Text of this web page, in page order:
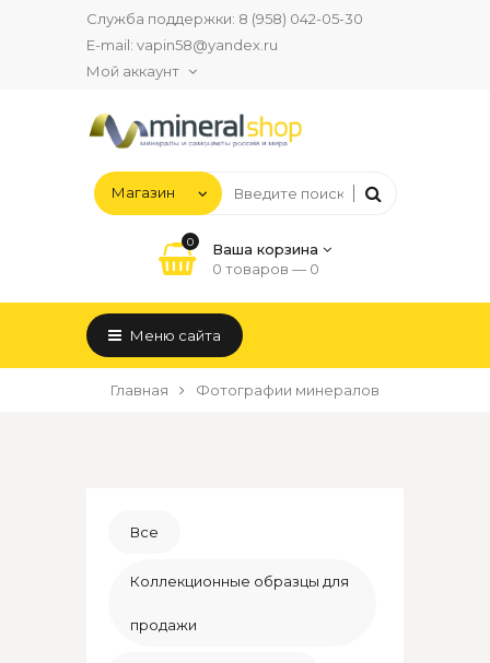
Служба поддержки: 8 (958) 042-05-30
E-mail: vapin58@yandex.ru
Мой аккаунт
0
Ваша корзина
0 товаров — 0
Меню сайта
Главная Фотографии минералов
Все
Коллекционные образцы для
продажи